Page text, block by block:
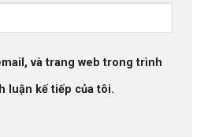
và trang web trong trình
luận kế tiếp của tôi.